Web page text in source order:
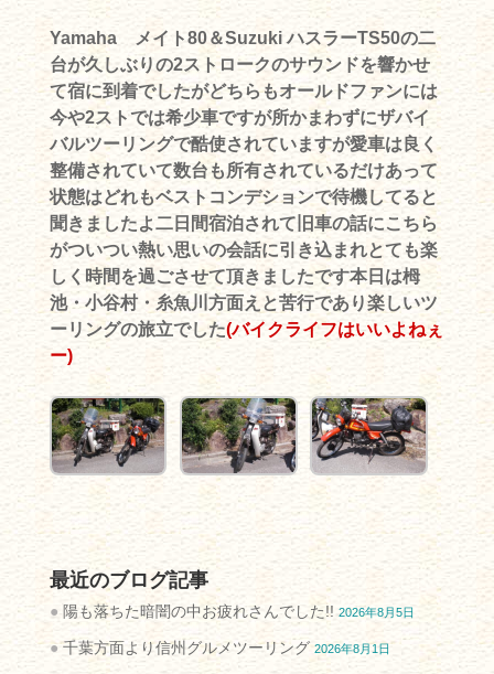
Yamaha メイト80＆Suzuki ハスラーTS50の二
台が久しぶりの2ストロークのサウンドを響かせ
て宿に到着でしたがどちらもオールドファンには
今や2ストでは希少車ですが所かまわずにザバイ
バルツーリングで酷使されていますが愛車は良く
整備されていて数台も所有されているだけあって
状態はどれもベストコンデションで待機してると
聞きましたよ二日間宿泊されて旧車の話にこちら
がついつい熱い思いの会話に引き込まれとても楽
しく時間を過ごさせて頂きましたです本日は栂
池・小谷村・糸魚川方面えと苦行であり楽しいツ
ーリングの旅立でした(バイクライフはいいよねぇ
ー)
最近のブログ記事
陽も落ちた暗闇の中お疲れさんでした!! 2026年8月5日
千葉方面より信州グルメツーリング 2026年8月1日